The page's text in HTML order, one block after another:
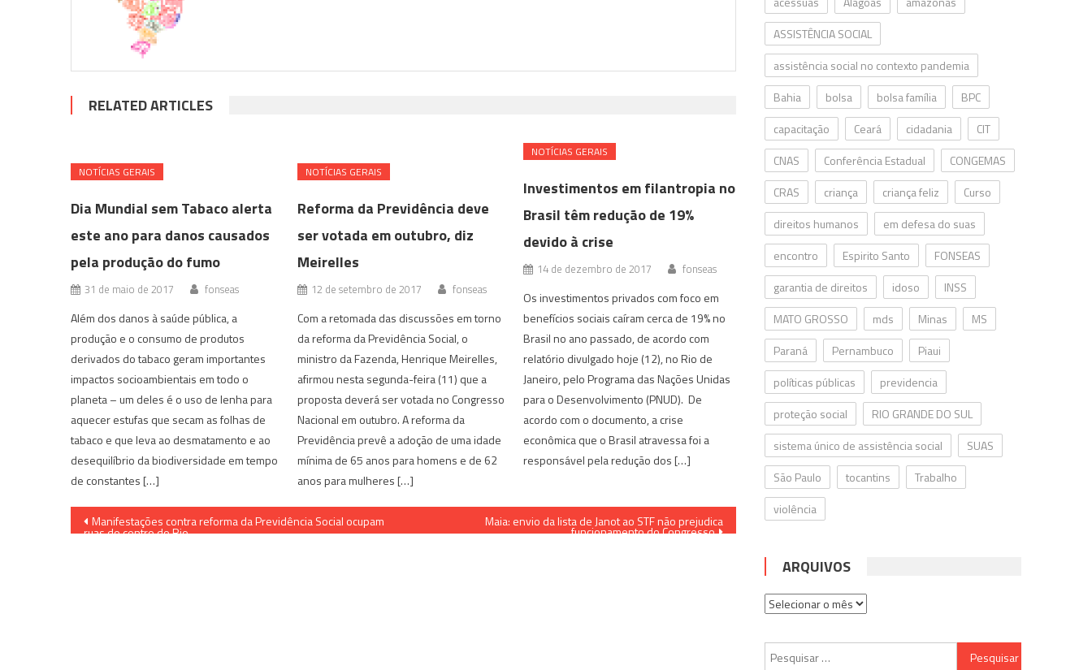
RELATED ARTICLES
NOTÍ­CIAS GERAIS
Dia Mundial sem Tabaco alerta
este ano para danos causados
pela produção do fumo
31 de maio de 2017 fonseas
Além dos danos à saúde pública, a
produção e o consumo de produtos
derivados do tabaco geram importantes
impactos socioambientais em todo o
planeta – um deles é o uso de lenha para
aquecer estufas que secam as folhas de
tabaco e que leva ao desmatamento e ao
desequilíbrio da biodiversidade em tempo
de constantes […]
NOTÍ­CIAS GERAIS
Reforma da Previdência deve
ser votada em outubro, diz
Meirelles
12 de setembro de 2017 fonseas
Com a retomada das discussões em torno
da reforma da Previdência Social, o
ministro da Fazenda, Henrique Meirelles,
afirmou nesta segunda-feira (11) que a
proposta deverá ser votada no Congresso
Nacional em outubro. A reforma da
Previdência prevê a adoção de uma idade
mínima de 65 anos para homens e de 62
anos para mulheres […]
NOTÍ­CIAS GERAIS
Investimentos em filantropia no
Brasil têm redução de 19%
devido à crise
14 de dezembro de 2017 fonseas
Os investimentos privados com foco em
benefícios sociais caíram cerca de 19% no
Brasil no ano passado, de acordo com
relatório divulgado hoje (12), no Rio de
Janeiro, pelo Programa das Nações Unidas
para o Desenvolvimento (PNUD). De
acordo com o documento, a crise
econômica que o Brasil atravessa foi a
responsável pela redução dos […]
Navegação
Manifestações contra reforma da Previdência Social ocupam
ruas do centro do Rio
Maia: envio da lista de Janot ao STF não prejudica
funcionamento do Congresso
ASSISTÊNCIA SOCIAL
assistência social no contexto pandemia
Bahia
bolsa bolsa família
BPC
capacitação
Ceará cidadania
CIT
CNAS
Conferência Estadual
CONGEMAS
CRAS
criança criança feliz
Curso
direitos humanos
em defesa do suas
encontro
Espirito Santo
FONSEAS
garantia de direitos
idoso
INSS
MATO GROSSO
mds Minas
MS
Paraná
Pernambuco
Piaui
políticas públicas
previdencia
proteção social
RIO GRANDE DO SUL
sistema único de assistência social
SUAS
São Paulo
tocantins
Trabalho
violência
ARQUIVOS
Arquivos
Pesquisar